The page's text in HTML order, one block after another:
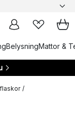
BelysningMattor &
/